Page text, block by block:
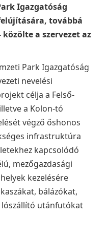
Igazgatóság
továbbá
közölte a szervezet az
Park Igazgatóság
nevelési
célja a Felső-
a Kolon-tó
végző őshonos
infrastruktúra
kapcsolódó
mezőgazdasági
kezelésére
bálázókat,
utánfutókat